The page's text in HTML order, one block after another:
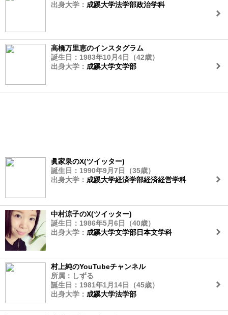
出身大学： 成蹊大学法学部政治学科
高橋万里恵のインスタグラム
誕生日：1983年10月4日（42歳）
出身大学： 成蹊大学文学部
眞家泉のX(ツイッター)
誕生日：1990年9月7日（35歳）
出身大学： 成蹊大学経済学部経済経営学科
中村涼子のX(ツイッター)
誕生日：1986年5月6日（40歳）
出身大学： 成蹊大学文学部日本文学科
村上純のYouTubeチャンネル
所属：しずる
誕生日：1981年1月14日（45歳）
出身大学： 成蹊大学法学部